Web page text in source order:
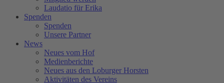
Laudatio für Erika
Spenden
Spenden
Unsere Partner
News
Neues vom Hof
Medienberichte
Neues aus den Loburger Horsten
Aktivitäten des Vereins